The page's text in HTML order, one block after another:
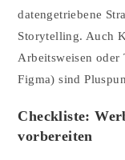
datengetriebene
Storytelling. Auch
Arbeitsweisen oder
Figma) sind
Checkliste:
vorbereiten